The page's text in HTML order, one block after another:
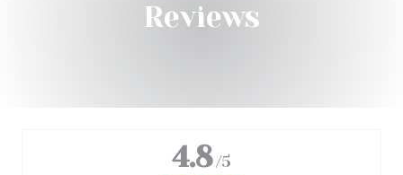
Reviews
4.8 /5